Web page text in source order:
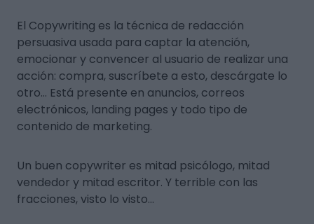
El Copywriting es la técnica de redacción
persuasiva usada para captar la atención,
emocionar y convencer al usuario de realizar una
acción: compra, suscríbete a esto, descárgate lo
otro... Está presente en anuncios, correos
electrónicos, landing pages y todo tipo de
contenido de marketing.
Un buen copywriter es mitad psicólogo, mitad
vendedor y mitad escritor. Y terrible con las
fracciones, visto lo visto…